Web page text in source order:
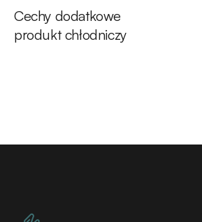
Cechy dodatkowe
produkt chłodniczy